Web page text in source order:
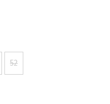
52